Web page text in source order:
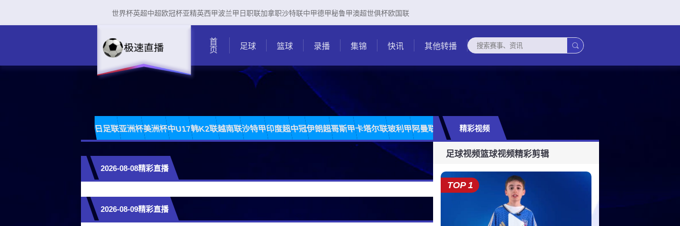
世界杯英超中超欧冠杯亚精英西甲波兰甲 日职联加拿职沙特联中甲德甲秘鲁甲澳超世俱杯欧国联
首页 足球 篮球 录播 集锦 快讯 其他转播 
日足联亚洲杯美洲杯中U17韩K2联越南联沙特甲印度超中冠伊朗超哥斯甲卡塔尔联玻利甲阿曼联 柬埔超委内甲孟加拉超
2026-08-08精彩直播
2026-08-09精彩直播
精彩视频
足球视频篮球视频精彩剪辑
TOP 1